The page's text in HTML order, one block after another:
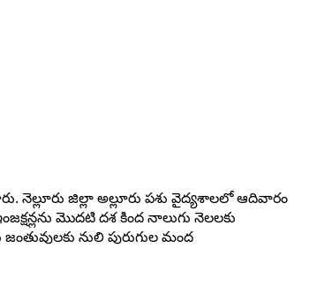
నెల్లూరు జిల్లా అల్లూరు పశు వైద్యశాలలో ఆదివారం
మొదటి దశ కింద నాలుగు నెలలకు
నులి పురుగుల మంద